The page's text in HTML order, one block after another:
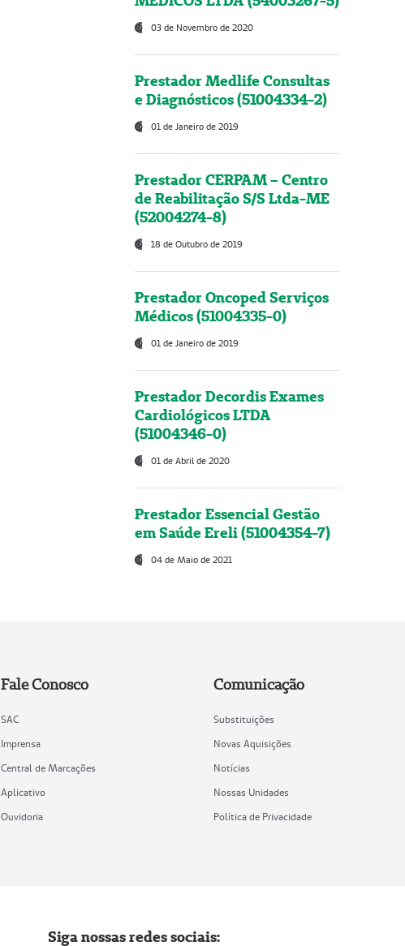
03 de Novembro de 2020
Prestador Medlife Consultas
e Diagnósticos (51004334-2)
01 de Janeiro de 2019
Prestador CERPAM – Centro
de Reabilitação S/S Ltda-ME
(52004274-8)
18 de Outubro de 2019
Prestador Oncoped Serviços
Médicos (51004335-0)
01 de Janeiro de 2019
Prestador Decordis Exames
Cardiológicos LTDA
(51004346-0)
01 de Abril de 2020
Prestador Essencial Gestão
em Saúde Ereli (51004354-7)
04 de Maio de 2021
Fale Conosco
SAC
Imprensa
Central de Marcações
Aplicativo
Ouvidoria
Comunicação
Substituições
Novas Aquisições
Notícias
Nossas Unidades
Política de Privacidade
Siga nossas redes sociais: